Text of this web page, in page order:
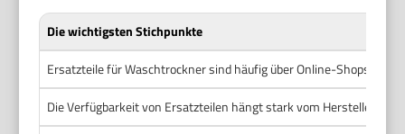
Die wichtigsten Stichpunkte
Ersatzteile für Waschtrockner sind häufig über Online-Shops und
Die Verfügbarkeit von Ersatzteilen hängt stark vom Hersteller und